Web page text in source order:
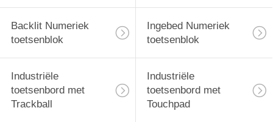
Backlit Numeriek
toetsenblok
Ingebed Numeriek
toetsenblok
Industriële
toetsenbord met
Trackball
Industriële
toetsenbord met
Touchpad